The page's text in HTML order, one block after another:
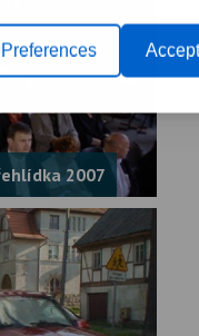
Preferences
2007